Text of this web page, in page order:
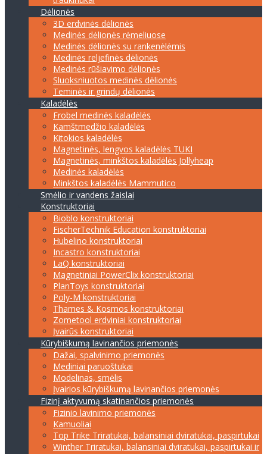
Dėlionės
3D erdvinės dėlionės
Medinės dėlionės rėmeliuose
Medinės dėlionės su rankenėlėmis
Medinės reljefinės dėlionės
Medinės rūšiavimo dėlionės
Sluoksniuotos medinės dėlionės
Teminės ir grindų dėlionės
Kaladėlės
Frobel medinės kaladėlės
Kamštmedžio kaladėlės
Kitokios kaladėlės
Magnetinės, lengvos kaladėlės TUKI
Magnetinės, minkštos kaladėlės Jollyheap
Medinės kaladėlės
Minkštos kaladėlės Mammutico
Smėlio ir vandens žaislai
Konstruktoriai
Bioblo konstruktoriai
FischerTechnik Education konstruktoriai
Hubelino konstruktoriai
Incastro konstruktoriai
LaQ konstruktoriai
Magnetiniai PowerClix konstruktoriai
PlanToys konstruktoriai
Poly-M konstruktoriai
Thames & Kosmos konstruktoriai
Zometool erdviniai konstruktoriai
Įvairūs konstruktoriai
Kūrybiškumą lavinančios priemonės
Dažai, spalvinimo priemonės
Mediniai paruoštukai
Modelinas, smėlis
Įvairios kūrybiškumą lavinančios priemonės
Fizinį aktyvumą skatinančios priemonės
Fizinio lavinimo priemonės
Kamuoliai
Top Trike Triratukai, balansiniai dviratukai, paspirtukai
Winther Triratukai, balansiniai dviratukai, paspirtukai ir